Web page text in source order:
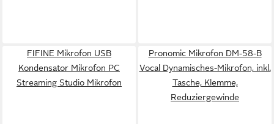
FIFINE Mikrofon USB
Kondensator Mikrofon PC
Streaming Studio Mikrofon
Pronomic Mikrofon DM-58-B
Vocal Dynamisches-Mikrofon, inkl.
Tasche, Klemme,
Reduziergewinde